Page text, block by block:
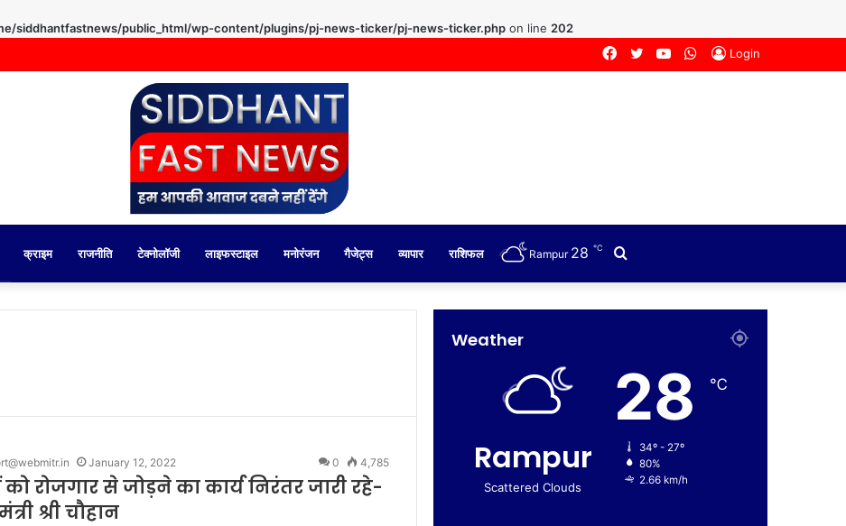
siddhantfastnews/public_html/wp-content/plugins/pj-news-ticker/pj-news-ticker.php on line 202
Login
WhatsApp
YouTube
Twitter
Facebook
क्राइम राजनीति टेक्नोलॉजी लाइफस्टाइल मनोरंजन गैजेट्स व्यापार राशिफल
for
Rampur 28 ℃
January 12, 2022 0 4,785
को रोजगार से जोड़ने का कार्य निरंतर जारी रहे-
श्री चौहान
Weather
Rampur
Scattered Clouds
28 ℃
34º - 27º
80%
2.66 km/h